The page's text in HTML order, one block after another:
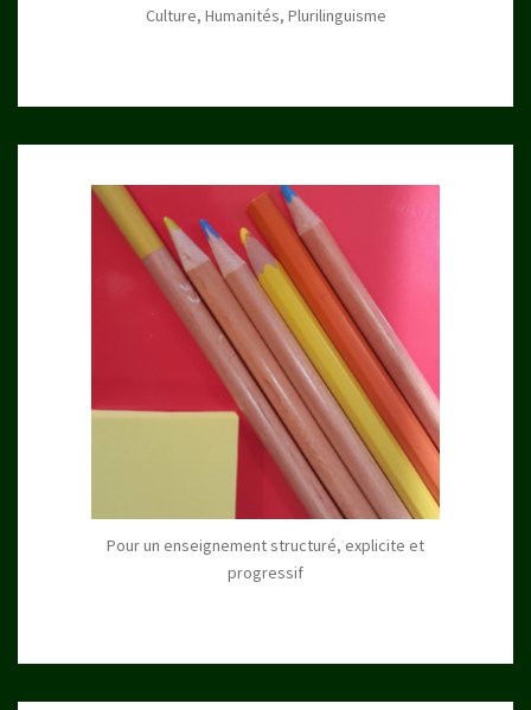
Culture, Humanités, Plurilinguisme
Pour un enseignement structuré, explicite et
progressif